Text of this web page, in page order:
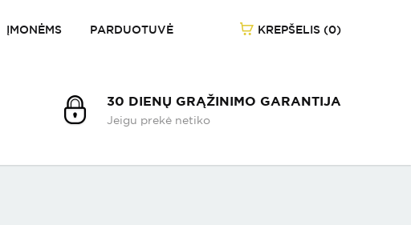
ĮMONĖMS PARDUOTUVĖ KREPŠELIS (0)
1/-
30 DIENŲ GRĄŽINIMO GARANTIJA
Jeigu prekė netiko